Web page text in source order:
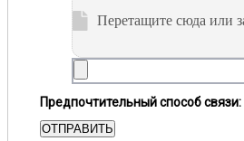
Перетащите сюда или
Предпочтительный способ связи:
ОТПРАВИТЬ